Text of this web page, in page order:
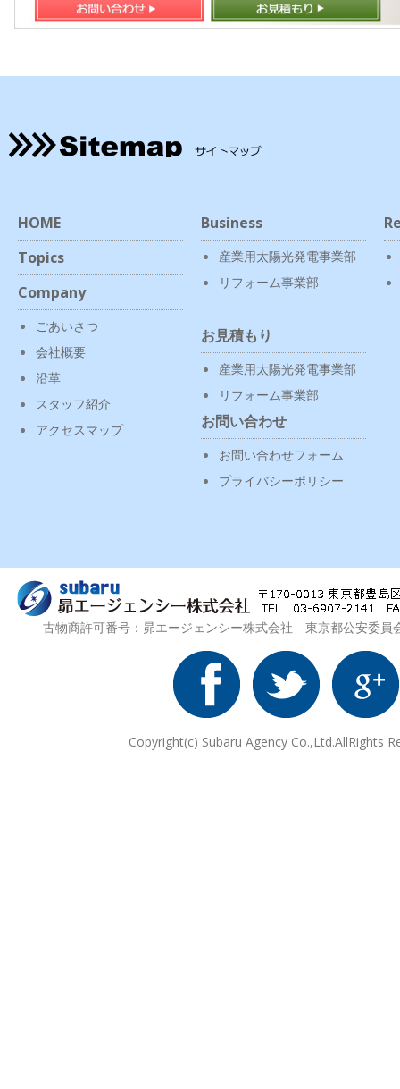
HOME
Topics
Company
ごあいさつ
会社概要
沿革
スタッフ紹介
アクセスマップ
Business
産業用太陽光発電事業部
リフォーム事業部
お見積もり
産業用太陽光発電事業部
リフォーム事業部
お問い合わせ
お問い合わせフォーム
プライバシーポリシー
古物商許可番号：昴エージェンシー株式会社 東京都公安委
Copyright(c) Subaru Agency Co.,Ltd.AllRights